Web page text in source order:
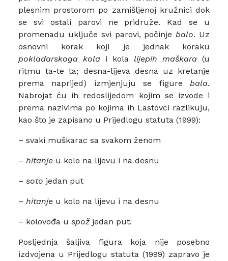
plesnim prostorom po zamišljenoj kružnici dok
se svi ostali parovi ne pridruže. Kad se u
promenadu uključe svi parovi, počinjebalo. Uz
osnovni korak koji je jednak koraku
pokladarskoga kola i kola lijepih maškara (u
ritmu ta-te ta; desna-lijeva desna uz kretanje
prema naprijed) izmjenjuju se figure bala.
Nabrojat ću ih redoslijedom kojim se izvode i
prema nazivima po kojima ih Lastovci razlikuju,
kao što je zapisano u Prijedlogu statuta (1999):
– svaki muškarac sa svakom ženom
– hitanje u kolo na lijevu i na desnu
– soto jedan put
– hitanje u kolo na lijevu i na desnu
– kolovođa u spož jedan put.
Posljednja šaljiva figura koja nije posebno
izdvojena u Prijedlogu statuta (1999) zapravo je